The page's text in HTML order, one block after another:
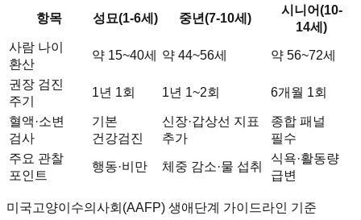
항목 성묘(1-6세) 중년(7-10세)
시니어(10-
14세)
사람 나이
환산
약 15~40세 약 44~56세 약 56~72세
권장 검진
주기
1년 1회 1년 1~2회 6개월 1회
혈액·소변
검사
기본
건강검진
신장·갑상선 지표
추가
종합 패널
필수
주요 관찰
포인트
행동·비만 체중 감소·물 섭취
식욕·활동량
급변
미국고양이수의사회(AAFP) 생애단계 가이드라인 기준